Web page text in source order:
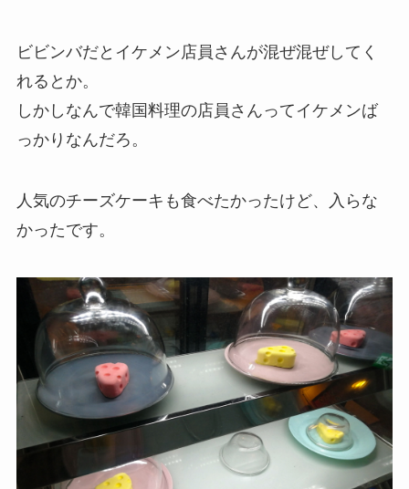
ビビンバだとイケメン店員さんが混ぜ混ぜしてく
れるとか。
しかしなんで韓国料理の店員さんってイケメンば
っかりなんだろ。
人気のチーズケーキも食べたかったけど、入らな
かったです。